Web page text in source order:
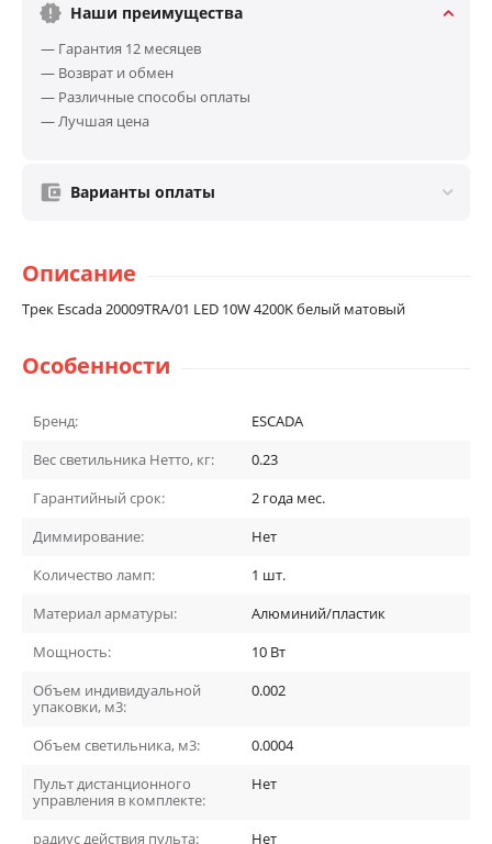
Наши преимущества
— Гарантия 12 месяцев
— Возврат и обмен
— Различные способы оплаты
— Лучшая цена
Варианты оплаты
Описание
Трек Escada 20009TRA/01 LED 10W 4200K белый матовый
Особенности
Бренд:
ESCADA
Вес светильника Нетто, кг:
0.23
Гарантийный срок:
2 года мес.
Диммирование:
Нет
Количество ламп:
1 шт.
Материал арматуры:
Алюминий/пластик
Мощность:
10 Вт
Объем индивидуальной
упаковки, м3:
0.002
Объем светильника, м3:
0.0004
Пульт дистанционного
управления в комплекте:
Нет
радиус действия пульта: Нет